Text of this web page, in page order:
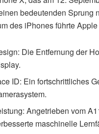
bedeutenden Sprung
des iPhones führte
Die Entfernung der
ID: Ein fortschrittliches
Angetrieben vom
maschinelle